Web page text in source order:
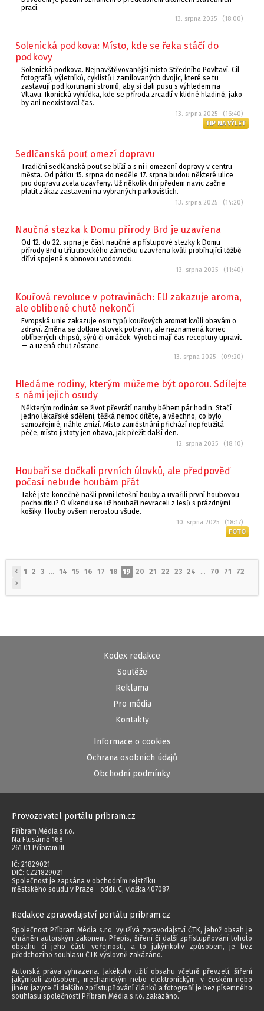
prací.
13. srpna 2025 (18:00)
Solenická podkova: Místo, kde se řeka stáčí do
podkovy
Solenická podkova. Nejnavštěvovanější místo Středního Povltaví. Cíl
fotografů, výletníků, cyklistů i zamilovaných dvojic, které se tu
zastavují pod korunami stromů, aby si dali pusu s výhledem na
Vltavu. Ikonická vyhlídka, kde se příroda zrcadlí v klidné hladině, jako
by ani neexistoval čas.
13. srpna 2025 (16:40)
TIP NA VÝLET
Sedlčanská pouť omezí dopravu
Tradiční sedlčanská pouť se blíží a s ní i omezení dopravy v centru
města. Od pátku 15. srpna do neděle 17. srpna budou některé ulice
pro dopravu zcela uzavřeny. Už několik dní předem navíc začne
platit zákaz zastavení na vybraných parkovištích.
13. srpna 2025 (14:20)
Naučná stezka k Domu přírody Brd je uzavřena
Od 12. do 22. srpna je část naučné a přístupové stezky k Domu
přírody Brd u třítrubeckého zámečku uzavřena kvůli probíhající těžbě
dříví spojené s obnovou vodovodu.
13. srpna 2025 (11:40)
Kouřová revoluce v potravinách: EU zakazuje aroma,
ale oblíbené chutě nekončí
Evropská unie zakazuje osm typů kouřových aromat kvůli obavám o
zdraví. Změna se dotkne stovek potravin, ale neznamená konec
oblíbených chipsů, sýrů či omáček. Výrobci mají čas receptury upravit
— a uzená chuť zůstane.
13. srpna 2025 (09:20)
Hledáme rodiny, kterým můžeme být oporou. Sdílejte
s námi jejich osudy
Některým rodinám se život převrátí naruby během pár hodin. Stačí
jedno lékařské sdělení, těžká nemoc dítěte, a všechno, co bylo
samozřejmé, náhle zmizí. Místo zaměstnání přichází nepřetržitá
péče, místo jistoty jen obava, jak přežít další den.
12. srpna 2025 (18:10)
Houbaři se dočkali prvních úlovků, ale předpověď
počasí nebude houbám přát
Také jste konečně našli první letošní houby a uvařili první houbovou
pochoutku? O víkendu se už houbaři nevraceli z lesů s prázdnými
košíky. Houby ovšem nerostou všude.
10. srpna 2025 (18:17)
FOTO
‹ 1 2 3 ... 14 15 16 17 18 19 20 21 22 23 24 ... 70 71 72
›
Kodex redakce
Soutěže
Reklama
Pro média
Kontakty
Informace o cookies
Ochrana osobních údajů
Obchodní podmínky
Provozovatel portálu pribram.cz
Příbram Média s.r.o.
Na Flusárně 168
261 01 Příbram III
IČ: 21829021
DIČ: CZ21829021
Společnost je zapsána v obchodním rejstříku
městského soudu v Praze - oddíl C, vložka 407087.
Redakce zpravodajství portálu pribram.cz
Společnost Příbram Média s.r.o. využívá zpravodajství ČTK, jehož obsah je
chráněn autorským zákonem. Přepis, šíření či další zpřístupňování tohoto
obsahu či jeho části veřejnosti, a to jakýmkoliv způsobem, je bez
předchozího souhlasu ČTK výslovně zakázáno.
Autorská práva vyhrazena. Jakékoliv užití obsahu včetně převzetí, šíření
jakýmkoli způsobem, mechanickým nebo elektronickým, v českém nebo
jiném jazyce či dalšího zpřístupňování článků a fotografií je bez písemného
souhlasu společnosti Příbram Média s.r.o. zakázáno.